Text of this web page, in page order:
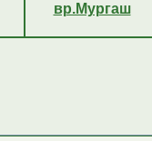
вр.Мургаш